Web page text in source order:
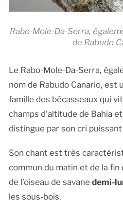
Rabo-Mole-Da-Serra,
de Rabudo
Le Rabo-Mole-Da-Serra,
nom de Rabudo Canario, est
famille des bécasseaux qui
champs d’altitude de Bahia
distingue par son cri
Son chant est très
commun du matin et de la fin
de l’oiseau de savane demi-
les sous-bois.